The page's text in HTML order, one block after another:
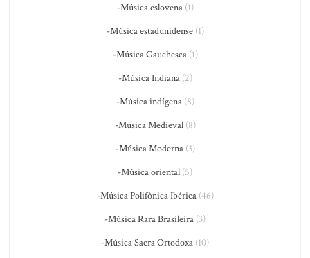
-Música eslovena(1)
-Música estadunidense(1)
-Música Gauchesca(1)
-Música Indiana(2)
-Música indígena(8)
-Música Medieval(8)
-Música Moderna(3)
-Música oriental (5)
-Música Polifônica Ibérica(46)
-Música Rara Brasileira (3)
-Música Sacra Ortodoxa (10)